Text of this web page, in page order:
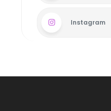
Instagram